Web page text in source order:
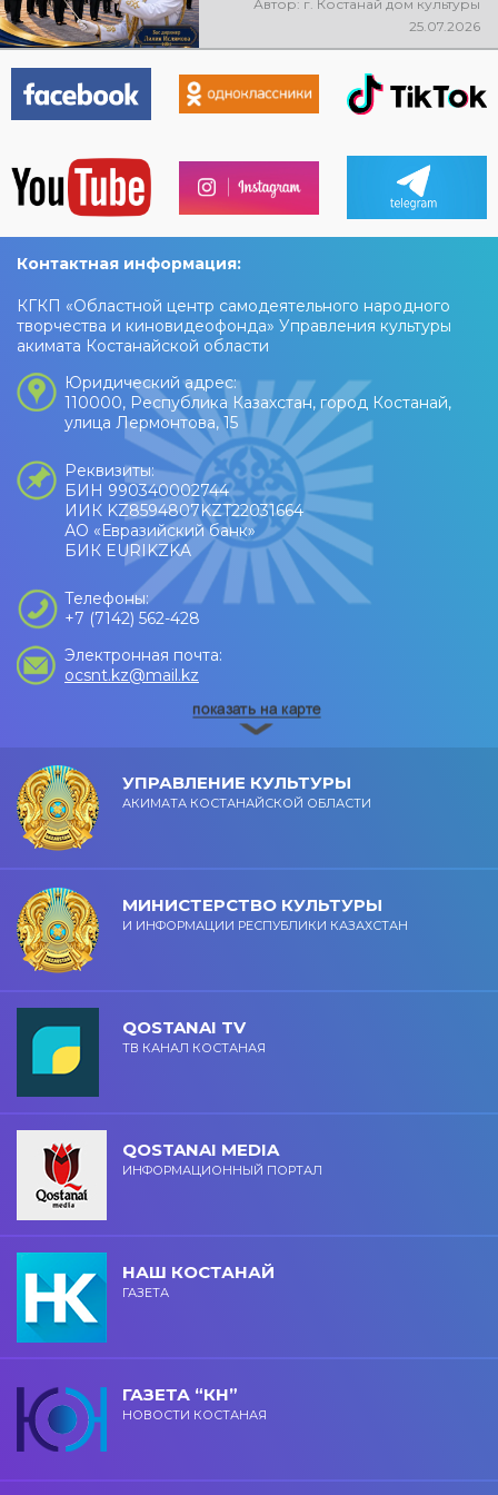
состоится праздничный
концерт оркестра. Главный
дирижёр — Лилия Ислямова.
Вас ждут живая музыка, яркие
выступления и праздничное
настроение!
Автор: г. Костанай дом культуры
25.07.2026
Контактная информация:
КГКП «Областной центр самодеятельного народного
творчества и киновидеофонда» Управления культуры
акимата Костанайской области
Юридический адрес:
110000, Республика Казахстан, город Костанай,
улица Лермонтова, 15
Реквизиты:
БИН 990340002744
ИИК KZ8594807KZT22031664
АО «Евразийский банк»
БИК EURIKZKA
Телефоны:
+7 (7142) 562-428
Электронная почта:
ocsnt.kz@mail.kz
УПРАВЛЕНИЕ КУЛЬТУРЫ
АКИМАТА КОСТАНАЙСКОЙ ОБЛАСТИ
МИНИСТЕРСТВО КУЛЬТУРЫ
И ИНФОРМАЦИИ РЕСПУБЛИКИ КАЗАХСТАН
QOSTANAI TV
ТВ КАНАЛ КОСТАНАЯ
QOSTANAI MEDIA
ИНФОРМАЦИОННЫЙ ПОРТАЛ
НАШ КОСТАНАЙ
ГАЗЕТА
ГАЗЕТА “КН”
НОВОСТИ КОСТАНАЯ